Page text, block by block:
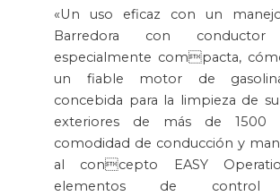
«Un uso eficaz con un
Barredora con conductor
especialmente compacta,
un fiable motor de
concebida para la limpieza de
exteriores de más de 1500
comodidad de conducción y
al concepto EASY
elementos de control